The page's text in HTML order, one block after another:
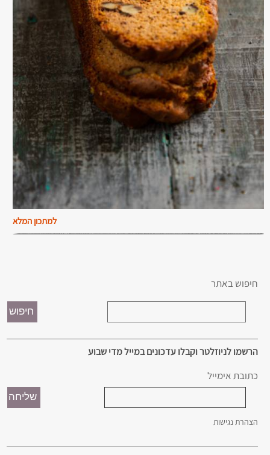
למתכון המלא
חיפוש באתר
הרשמו לניוזלטר וקבלו עדכונים במייל מדי שבוע
כתובת אימייל
הצהרת נגישות